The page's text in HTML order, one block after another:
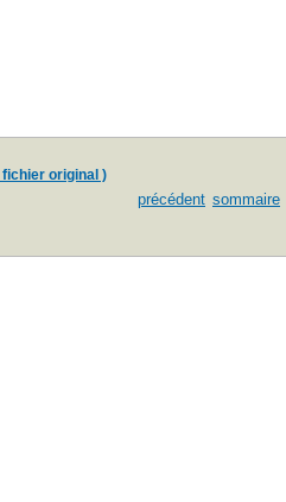
original )
précédent sommaire